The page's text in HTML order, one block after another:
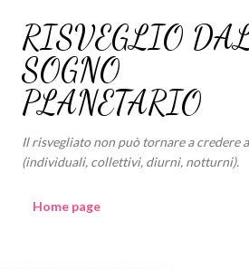
Passa ai contenuti
RISVEGLIO
SOGNO
PLANETARIO
Il risvegliato non può tornare a credere
(individuali, collettivi, diurni, notturni).
Home page